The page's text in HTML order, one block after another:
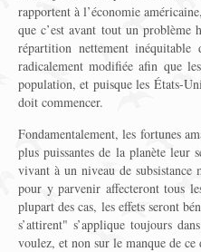
rapportent à l’économie
que c’est avant tout un problème
répartition nettement inéquitable
radicalement modifiée afin que
population, et puisque les États-
doit commencer.
Fondamentalement, les fortunes
plus puissantes de la planète leur
vivant à un niveau de subsistance
pour y parvenir affecteront tous
plupart des cas, les effets seront
s’attirent" s’applique toujours
voulez, et non sur le manque de ce